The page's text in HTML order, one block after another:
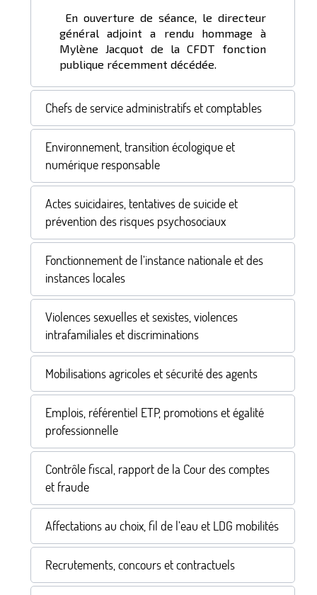
En ouverture de séance, le directeur
général adjoint a rendu hommage à
Mylène Jacquot de la CFDT fonction
publique récemment décédée.
Chefs de service administratifs et comptables
Environnement, transition écologique et
numérique responsable
Actes suicidaires, tentatives de suicide et
prévention des risques psychosociaux
Fonctionnement de l’instance nationale et des
instances locales
Violences sexuelles et sexistes, violences
intrafamiliales et discriminations
Mobilisations agricoles et sécurité des agents
Emplois, référentiel ETP, promotions et égalité
professionnelle
Contrôle fiscal, rapport de la Cour des comptes
et fraude
Affectations au choix, fil de l’eau et LDG mobilités
Recrutements, concours et contractuels